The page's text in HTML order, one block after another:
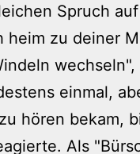
Spruch auf
heim zu deiner
einmal,
hören bekam,
Als